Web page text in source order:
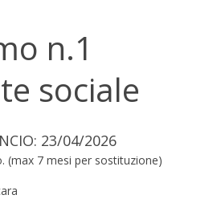
n.1
sociale
23/04/2026
(max 7 mesi per sostituzione)